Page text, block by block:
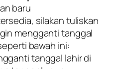
baru
silakan tuliskan
mengganti tanggal
bawah ini:
tanggal lahir di